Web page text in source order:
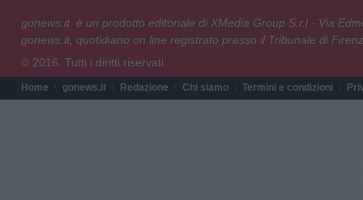
gonews.it è un prodotto editoriale di XMedia Group S.r.l - Via
gonews.it, quotidiano on line registrato presso il Tribunale di
© 2016. Tutti i diritti riservati.
Home gonews.it Redazione Chi siamo Termini e condizioni